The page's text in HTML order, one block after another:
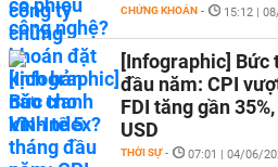
CHỨNG KHOÁN - 15:12 |
[Infographic] Bức
đầu năm: CPI
FDI tăng gần
USD
THỜI SỰ - 07:01 | 04/06/